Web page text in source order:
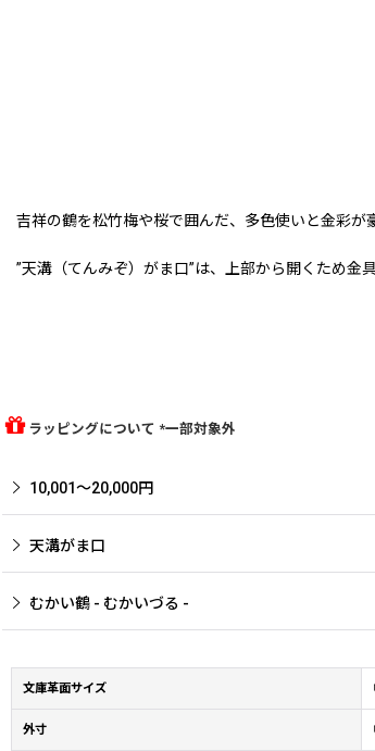
吉祥の鶴を松竹梅や桜で囲んだ、多色使いと金彩が
”天溝（てんみぞ）がま口”は、上部から開くため金
ラッピングについて *一部対象外
10,001〜20,000円
天溝がま口
むかい鶴 - むかいづる -
文庫革面サイズ
外寸